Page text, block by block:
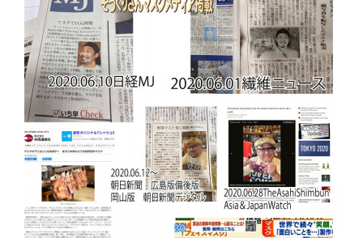
シルクスクリーン その他 お問い合わせ
そっくりさんマスク 画像提供方法 メデイア掲載